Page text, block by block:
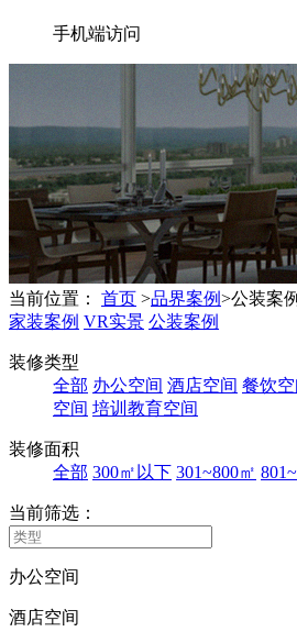
手机端访问
当前位置： 首页 >品界案例>公装案例
家装案例 VR实景 公装案例
装修类型
全部 办公空间 酒店空间 餐饮空
空间 培训教育空间
装修面积
全部 300㎡以下 301~800㎡
当前筛选：
办公空间
酒店空间